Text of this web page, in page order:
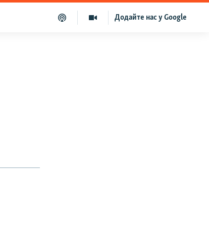
Додайте нас у Google